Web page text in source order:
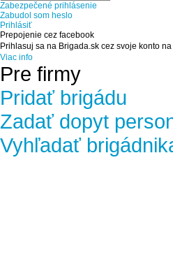
Zabezpečené prihlásenie
Zabudol som heslo
Prihlásiť
Prepojenie cez facebook
Prihlasuj sa na Brigada.sk cez svoje konto
Viac info
Pre firmy
Pridať brigádu
Zadať dopyt
Vyhľadať